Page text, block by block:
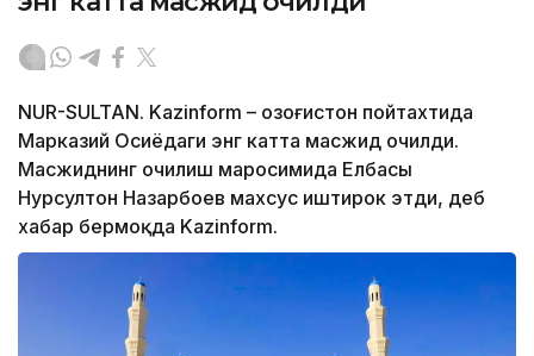
NUR-SULTAN. Kazinform – Қозоғистон пойтахтида
Марказий Осиёдаги энг катта масжид очилди.
Масжиднинг очилиш маросимида Елбасы
Нурсултон Назарбоев махсус иштирок этди, деб
хабар бермоқда Kazinform.